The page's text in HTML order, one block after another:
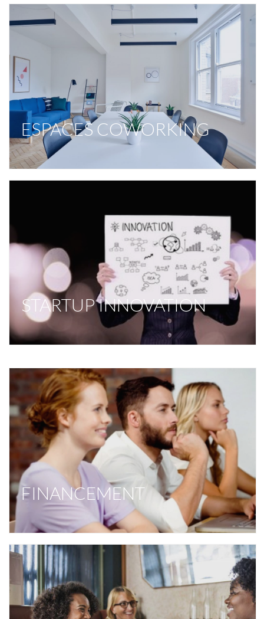
ESPACES COWORKING
STARTUP INNOVATION
FINANCEMENT